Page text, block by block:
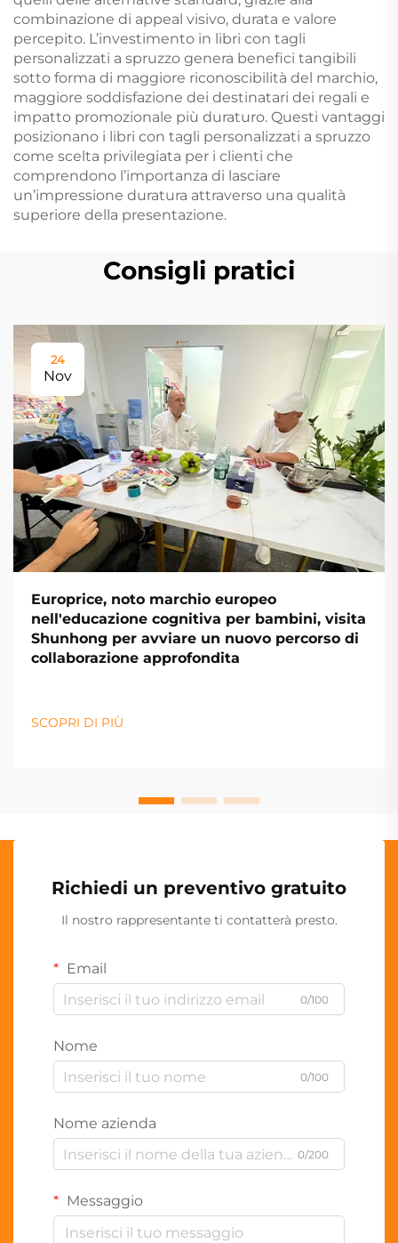
combinazione di appeal visivo, durata e valore
percepito. L’investimento in libri con tagli
personalizzati a spruzzo genera benefici tangibili
sotto forma di maggiore riconoscibilità del marchio,
maggiore soddisfazione dei destinatari dei regali e
impatto promozionale più duraturo. Questi vantaggi
posizionano i libri con tagli personalizzati a spruzzo
come scelta privilegiata per i clienti che
comprendono l’importanza di lasciare
un’impressione duratura attraverso una qualità
superiore della presentazione.
Consigli pratici
24
Nov
Europrice, noto marchio europeo
nell'educazione cognitiva per bambini, visita
Shunhong per avviare un nuovo percorso di
collaborazione approfondita
SCOPRI DI PIÙ
Richiedi un preventivo gratuito
Il nostro rappresentante ti contatterà presto.
Email
0/100
Nome
0/100
Nome azienda
0/200
Messaggio